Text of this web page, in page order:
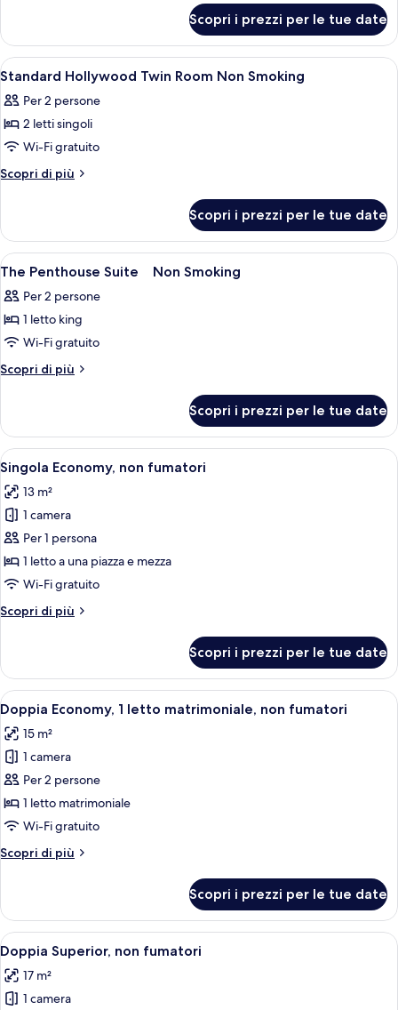
Non
Smoking
Double
Room
Non
Scopri i prezzi per le tue date
Apri
tutte
le
foto
per
Standard
Room
Non
Smoking
Camera d'albergo con due letti, una
3
Standard Hollywood Twin Room Non Smoking
Per 2 persone
2 letti singoli
Wi-Fi gratuito
Scopri di più
Altri
Hollywood
Twin
Room
Smoking
Scopri i prezzi per le tue date
Apri
tutte
le
foto
per
The
Non
Smoking
Una camera d'albergo moderna con
5
The Penthouse Suite Non Smoking
Per 2 persone
1 letto king
Wi-Fi gratuito
Scopri di più
Altri
Penthouse
Suite
Non
Smoking
Scopri i prezzi per le tue date
Apri
tutte
le
foto
per
Singola
Economy,
fumatori
Una camera d'albergo con un letto,
3
Singola Economy, non fumatori
13 m²
1 camera
Per 1 persona
1 letto a una piazza e mezza
Wi-Fi gratuito
Scopri di più
Altri
Economy,
non
fumatori
Scopri i prezzi per le tue date
Apri
tutte
le
foto
per
Doppia
Economy,
letto
fumatori
Una moderna camera d'hotel con
4
Doppia Economy, 1 letto matrimoniale, non fumatori
15 m²
1 camera
Per 2 persone
1 letto matrimoniale
Wi-Fi gratuito
Scopri di più
Altri
Economy,
letto
matrimoniale,
non
fumatori
Scopri i prezzi per le tue date
Apri
tutte
le
foto
Una camera d'albergo con un letto,
6
Doppia Superior, non fumatori
17 m²
1 camera